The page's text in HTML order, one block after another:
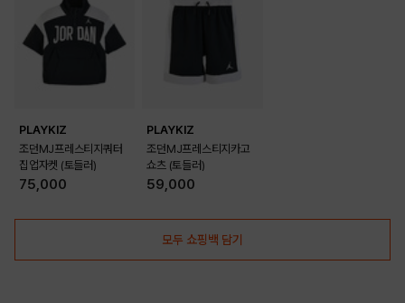
PLAYKIZ
조던MJ프레스티지쿼터
집업자켓 (토들러)
75,000
PLAYKIZ
조던MJ프레스티지카고
쇼츠 (토들러)
59,000
모두 쇼핑백 담기